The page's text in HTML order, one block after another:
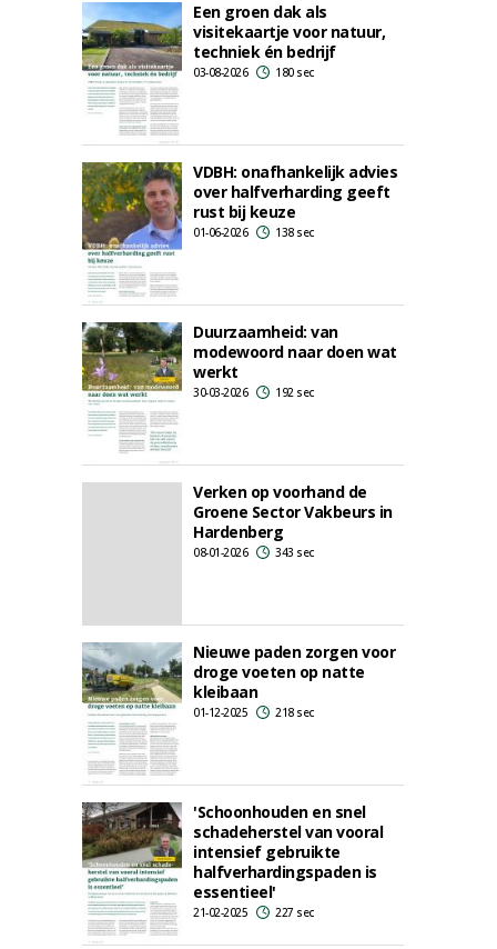
Een groen dak als
visitekaartje voor natuur,
techniek én bedrijf
03-08-2026 180 sec
VDBH: onafhankelijk advies
over halfverharding geeft
rust bij keuze
01-06-2026 138 sec
Duurzaamheid: van
modewoord naar doen wat
werkt
30-03-2026 192 sec
Verken op voorhand de
Groene Sector Vakbeurs in
Hardenberg
08-01-2026 343 sec
Nieuwe paden zorgen voor
droge voeten op natte
kleibaan
01-12-2025 218 sec
'Schoonhouden en snel
schadeherstel van vooral
intensief gebruikte
halfverhardingspaden is
essentieel'
21-02-2025 227 sec